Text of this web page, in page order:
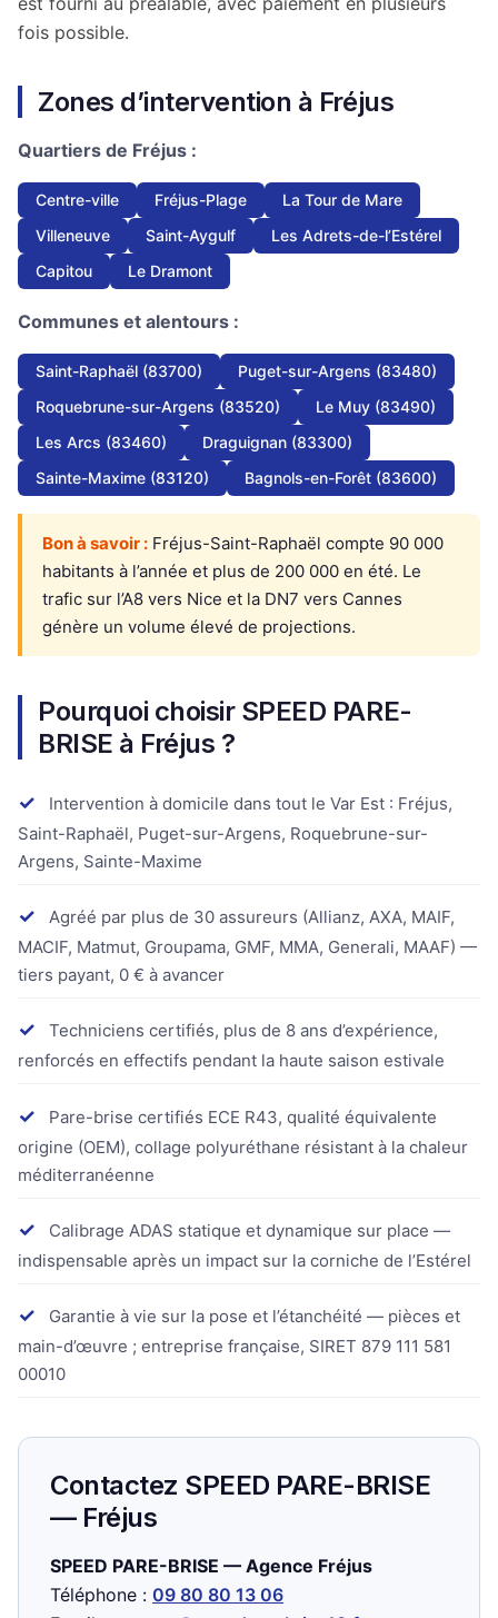
fois possible.
Zones d’intervention à Fréjus
Quartiers de Fréjus :
Centre-ville Fréjus-Plage
La Tour de Mare
Villeneuve
Saint-Aygulf
Les Adrets-de-l’Estérel
Capitou
Le Dramont
Communes et alentours :
Saint-Raphaël (83700)
Puget-sur-Argens (83480)
Roquebrune-sur-Argens (83520)
Le Muy (83490)
Les Arcs (83460)
Draguignan (83300)
Sainte-Maxime (83120)
Bagnols-en-Forêt (83600)
Bon à savoir : Fréjus-Saint-Raphaël compte 90 000
habitants à l’année et plus de 200 000 en été. Le
trafic sur l’A8 vers Nice et la DN7 vers Cannes
génère un volume élevé de projections.
Pourquoi choisir SPEED PARE-
BRISE à Fréjus ?
✓
Intervention à domicile dans tout le Var Est : Fréjus,
Saint-Raphaël, Puget-sur-Argens, Roquebrune-sur-
Argens, Sainte-Maxime
✓
Agréé par plus de 30 assureurs (Allianz, AXA, MAIF,
MACIF, Matmut, Groupama, GMF, MMA, Generali, MAAF) —
tiers payant, 0 € à avancer
✓
Techniciens certifiés, plus de 8 ans d’expérience,
renforcés en effectifs pendant la haute saison estivale
✓
Pare-brise certifiés ECE R43, qualité équivalente
origine (OEM), collage polyuréthane résistant à la chaleur
méditerranéenne
✓
Calibrage ADAS statique et dynamique sur place —
indispensable après un impact sur la corniche de l’Estérel
✓
Garantie à vie sur la pose et l’étanchéité — pièces et
main-d’œuvre ; entreprise française, SIRET 879 111 581
00010
Contactez SPEED PARE-BRISE
— Fréjus
SPEED PARE-BRISE — Agence Fréjus
Téléphone : 09 80 80 13 06